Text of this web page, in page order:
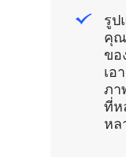
รูป
คุ
ขอ
เอ
ภา
ที่ห
หล